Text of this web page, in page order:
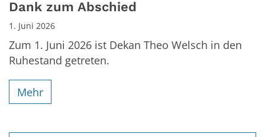
Dank zum Abschied
1. Juni 2026
Zum 1. Juni 2026 ist Dekan Theo Welsch in den
Ruhestand getreten.
Mehr